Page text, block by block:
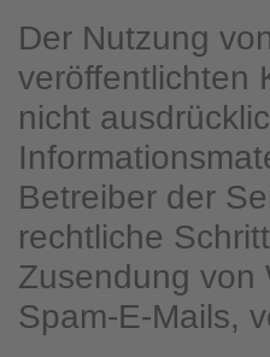
Der Nutzung
veröffentlichten
nicht
Betreiber der
rechtliche
Zusendung von
Spam-E-Mails,